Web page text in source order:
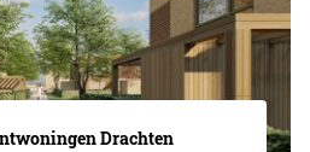
Drachten